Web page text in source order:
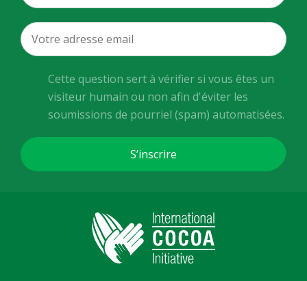
Cette question sert à vérifier si vous êtes un
visiteur humain ou non afin d'éviter les
soumissions de pourriel (spam) automatisées.